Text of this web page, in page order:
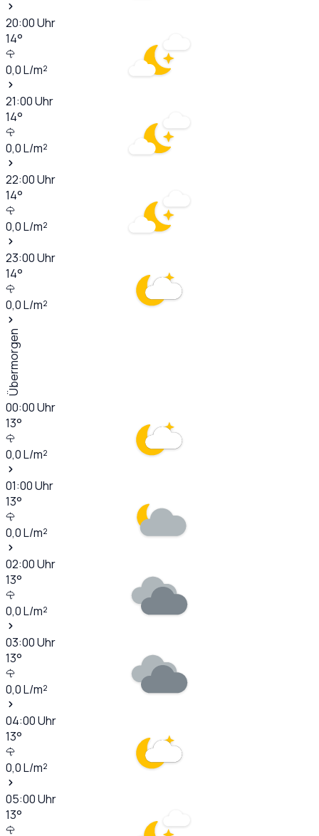
20:00Uhr
14°
0,0L/m²
21:00Uhr
14°
0,0L/m²
22:00Uhr
14°
0,0L/m²
23:00Uhr
14°
0,0L/m²
Übermorgen
00:00Uhr
13°
0,0L/m²
01:00Uhr
13°
0,0L/m²
02:00Uhr
13°
0,0L/m²
03:00Uhr
13°
0,0L/m²
04:00Uhr
13°
0,0L/m²
05:00Uhr
13°